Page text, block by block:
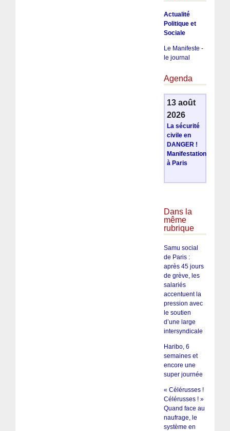
Actualité
Politique et
Sociale
Le Manifeste -
le journal
Agenda
13 août
2026
La sécurité
civile en
DANGER !
Manifestation
à Paris
Dans la
même
rubrique
Samu social
de Paris :
après 45 jours
de grève, les
salariés
accentuent la
pression avec
le soutien
d’une large
intersyndicale
Haribo, 6
semaines et
encore une
super journée
« Célérusses !
Célérusses ! »
Quand face au
naufrage, le
système en